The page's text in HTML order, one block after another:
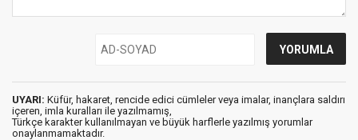
UYARI: Küfür, hakaret, rencide edici cümleler veya imalar, inançlara saldırı
içeren, imla kuralları ile yazılmamış,
Türkçe karakter kullanılmayan ve büyük harflerle yazılmış yorumlar
onaylanmamaktadır.